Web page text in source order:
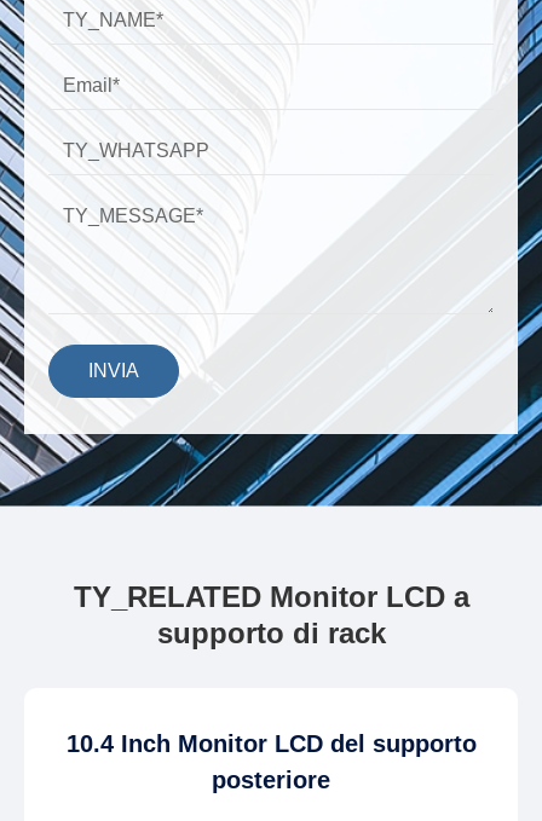
INVIA
TY_RELATED Monitor LCD a
supporto di rack
10.4 Inch Monitor LCD del supporto
posteriore